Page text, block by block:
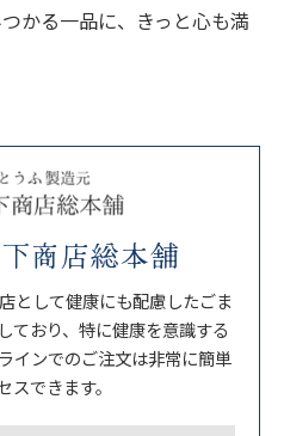
かる一品に、きっと心も満
商店総本舗
として健康にも配慮したごま
ており、特に健康を意識する
インでのご注文は非常に簡単
できます。